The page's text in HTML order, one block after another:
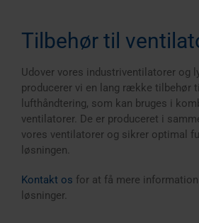
Tilbehør til
Udover vores industriventilatorer og
producerer vi en lang række tilbehør
lufthåndtering, som kan bruges i
ventilatorer. De er produceret i
vores ventilatorer og sikrer optimal
løsningen.
Kontakt os for at få mere
løsninger.